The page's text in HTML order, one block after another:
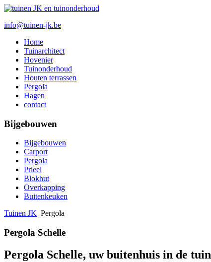
info@tuinen-jk.be
Home
Tuinarchitect
Hovenier
Tuinonderhoud
Houten terrassen
Pergola
Hagen
contact
Bijgebouwen
Bijgebouwen
Carport
Pergola
Prieel
Blokhut
Overkapping
Buitenkeuken
Tuinen JK Pergola
Pergola Schelle
Pergola Schelle, uw buitenhuis in de tuin